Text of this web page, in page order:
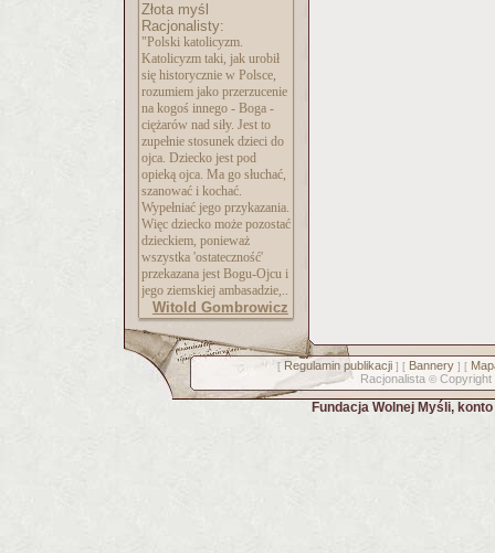
Złota myśl
Racjonalisty:
"Polski katolicyzm.
Katolicyzm taki, jak urobił
się historycznie w Polsce,
rozumiem jako przerzucenie
na kogoś innego - Boga -
ciężarów nad siły. Jest to
zupełnie stosunek dzieci do
ojca. Dziecko jest pod
opieką ojca. Ma go słuchać,
szanować i kochać.
Wypełniać jego przykazania.
Więc dziecko może pozostać
dzieckiem, ponieważ
wszystka 'ostateczność'
przekazana jest Bogu-Ojcu i
jego ziemskiej ambasadzie,..
Witold Gombrowicz
[ Regulamin publikacji] [ Bannery] [
Racjonalista © Copyright
Fundacja Wolnej Myśli,